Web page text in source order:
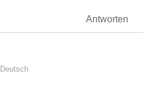
Antworten
Deutsch